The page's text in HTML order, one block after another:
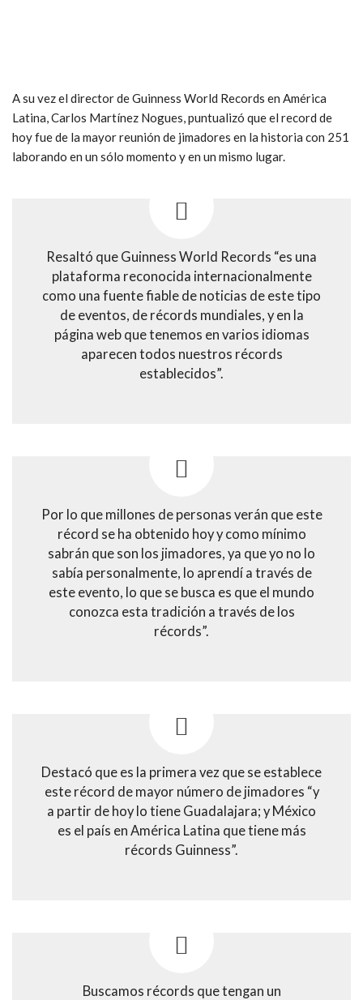
A su vez el director de Guinness World Records en América
Latina, Carlos Martínez Nogues, puntualizó que el record de
hoy fue de la mayor reunión de jimadores en la historia con 251
laborando en un sólo momento y en un mismo lugar.
Resaltó que Guinness World Records “es una
plataforma reconocida internacionalmente
como una fuente fiable de noticias de este tipo
de eventos, de récords mundiales, y en la
página web que tenemos en varios idiomas
aparecen todos nuestros récords
establecidos”.
Por lo que millones de personas verán que este
récord se ha obtenido hoy y como mínimo
sabrán que son los jimadores, ya que yo no lo
sabía personalmente, lo aprendí a través de
este evento, lo que se busca es que el mundo
conozca esta tradición a través de los
récords”.
Destacó que es la primera vez que se establece
este récord de mayor número de jimadores “y
a partir de hoy lo tiene Guadalajara; y México
es el país en América Latina que tiene más
récords Guinness”.
Buscamos récords que tengan un